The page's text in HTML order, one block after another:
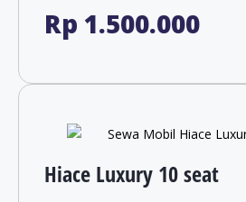
Rp 1.500.000
Hiace Luxury 10 seat